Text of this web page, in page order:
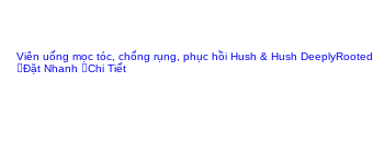
Viên uống mọc tóc, chống rụng, phục hồi Hush & Hush DeeplyRooted
Đặt Nhanh
Chi Tiết